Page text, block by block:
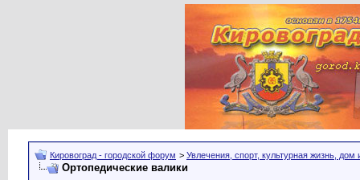
Кировоград - городской форум > Увлечения, спорт, культурная жизнь, дом
Ортопедические валики